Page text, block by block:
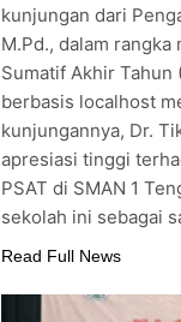
kunjungan dari
M.Pd., dalam
Sumatif Akhir Tahun
berbasis localhost
kunjungannya, Dr.
apresiasi tinggi
PSAT di SMAN 1
sekolah ini sebagai
Read Full News